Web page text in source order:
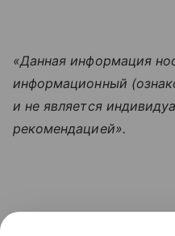
«Данная информация
информационный
и не является
рекомендацией».